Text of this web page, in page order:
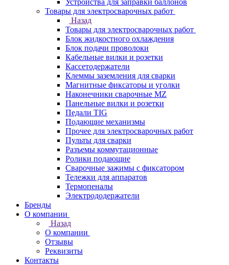
Устройства для заправки баллонов
Товары для электросварочных работ
Назад
Товары для электросварочных работ
Блок жидкостного охлаждения
Блок подачи проволоки
Кабельные вилки и розетки
Кассетодержатели
Клеммы заземления для сварки
Магнитные фиксаторы и уголки
Наконечники сварочные MZ
Панельные вилки и розетки
Педали TIG
Подающие механизмы
Прочее для электросварочных работ
Пульты для сварки
Разъемы коммутационные
Ролики подающие
Сварочные зажимы с фиксатором
Тележки для аппаратов
Термопеналы
Электрододержатели
Бренды
О компании
Назад
О компании
Отзывы
Реквизиты
Контакты